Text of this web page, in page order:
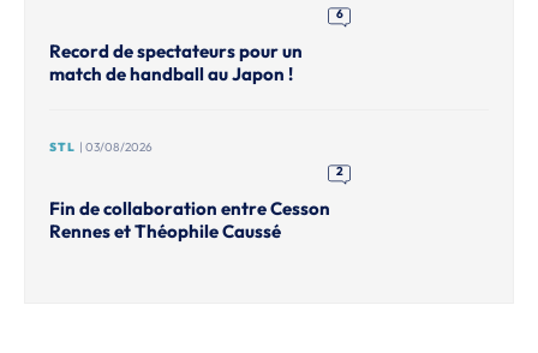
6
Record de spectateurs pour un
match de handball au Japon !
STL | 03/08/2026
2
Fin de collaboration entre Cesson
Rennes et Théophile Caussé